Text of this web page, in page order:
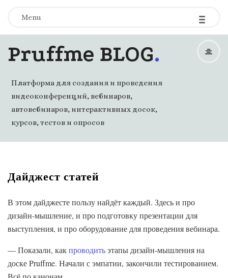
Menu -
-
-
Pruffme BLOG.
Платформа для создания и проведения
видеоконференций, вебинаров,
автовебинаров, интерактивных досок,
курсов, тестов и опросов
Дайджест статей
В этом дайджесте пользу найдёт каждый. Здесь и про
дизайн-мышление, и про подготовку презентации для
выступления, и про оборудование для проведения вебинара.
— Показали, какпроводитьэтапы дизайн-мышления на
доске Pruffme. Начали с эмпатии, закончили тестированием.